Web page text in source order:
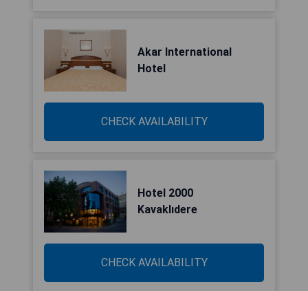
Akar International
Hotel
CHECK AVAILABILITY
Hotel 2000
Kavaklıdere
CHECK AVAILABILITY